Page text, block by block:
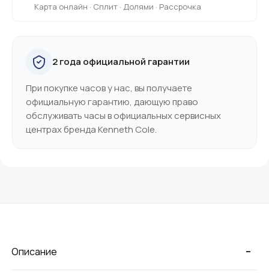
Карта онлайн · Сплит · Долями · Рассрочка
2 года официальной гарантии
При покупке часов у нас, вы получаете
официальную гарантию, дающую право
обслуживать часы в официальных сервисных
центрах бренда Kenneth Cole.
-
Описание